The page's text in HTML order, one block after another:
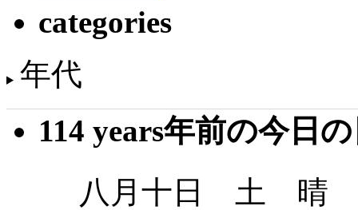
categories
年代
114 years年前の今日
八月十日 土 晴 午